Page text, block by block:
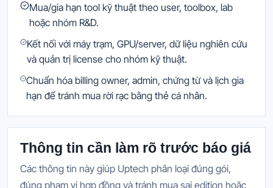
Mua/gia hạn tool kỹ thuật theo user, toolbox, lab
hoặc nhóm R&D.
Kết nối với máy trạm, GPU/server, dữ liệu nghiên cứu
và quản trị license cho nhóm kỹ thuật.
Chuẩn hóa billing owner, admin, chứng từ và lịch gia
hạn để tránh mua rời rạc bằng thẻ cá nhân.
Thông tin cần làm rõ trước báo giá
Các thông tin này giúp Uptech phân loại đúng gói,
đúng phạm vi hợp đồng và tránh mua sai edition hoặc